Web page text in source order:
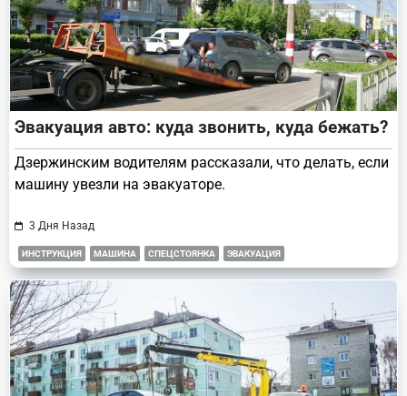
Эвакуация авто: куда звонить, куда бежать?
Дзержинским водителям рассказали, что делать, если
машину увезли на эвакуаторе.
3 Дня Назад
ИНСТРУКЦИЯ МАШИНА СПЕЦСТОЯНКА ЭВАКУАЦИЯ